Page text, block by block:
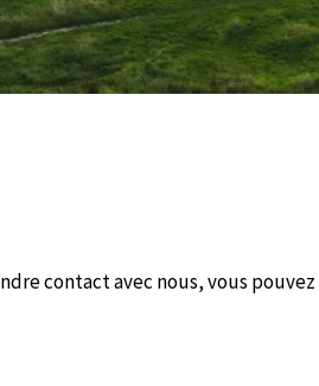
contact avec nous, vous